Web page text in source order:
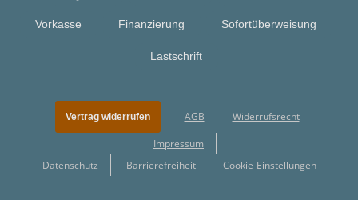
Vorkasse Finanzierung Sofortüberweisung
Lastschrift
Vertrag widerrufen AGB Widerrufsrecht
Impressum
Datenschutz
Barrierefreiheit Cookie-Einstellungen